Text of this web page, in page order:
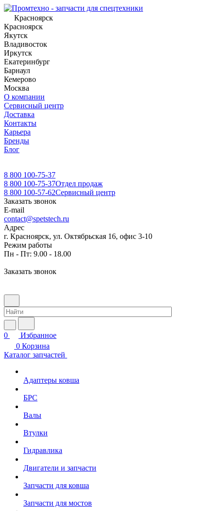
Красноярск
Красноярск
Якутск
Владивосток
Иркутск
Екатеринбург
Барнаул
Кемерово
Москва
О компании
Сервисный центр
Доставка
Контакты
Карьера
Бренды
Блог
8 800 100-75-37
8 800 100-75-37Отдел продаж
8 800 100-57-62Сервисный центр
Заказать звонок
E-mail
contact@spetstech.ru
Адрес
г. Красноярск, ул. Октябрьская 16, офис 3-10
Режим работы
Пн - Пт: 9.00 - 18.00
Заказать звонок
0
Избранное
0 Корзина
Каталог запчастей
Адаптеры ковша
БРС
Валы
Втулки
Гидравлика
Двигатели и запчасти
Запчасти для ковша
Запчасти для мостов